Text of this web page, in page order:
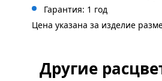
Гарантия: 1 год
Цена указана за изделие
Другие